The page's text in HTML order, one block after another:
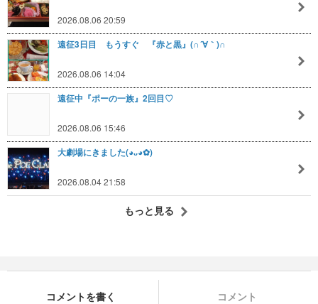
2026.08.06 20:59
遠征3日目 もうすぐ 『赤と黒』(∩´∀｀)∩
2026.08.06 14:04
遠征中『ポーの一族』2回目♡
2026.08.06 15:46
大劇場にきました(⁠◕⁠ᴗ⁠◕⁠✿⁠)
2026.08.04 21:58
もっと見る
コメントを書く コメント